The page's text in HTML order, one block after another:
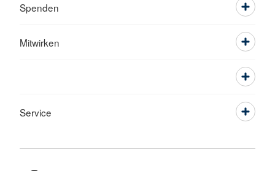
Spenden
Mitwirken
Service